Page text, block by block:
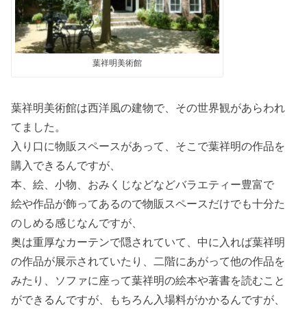
葉祥明美術館
葉祥明美術館は西洋風の建物で、その世界観があらわれ
てました。
入り口に物販スペースがあって、そこで葉祥明の作品を
購入できるんですが、
本、絵、小物、おみくじなどなどバラエティー豊富で
絵や作品が飾ってあるので物販スペースだけでも十分た
のしめる感じなんですが、
奥は重厚なカーテンで隠されていて、中に入れば葉祥明
の作品が展示されていたり、二階にあがって他の作品を
みたり、ソファに座って葉祥明の絵本や著書を読むこと
ができるんですが、もちろん入場料がかかるんですが、